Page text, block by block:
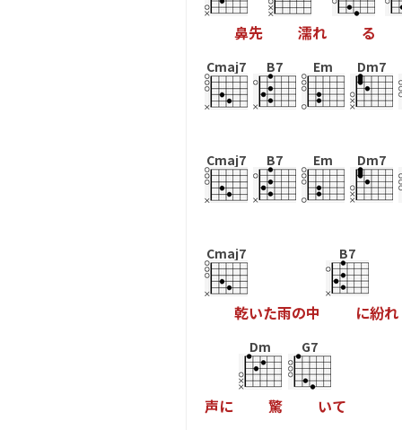
鼻先 濡れ る
Cmaj7 B7 Em Dm7
Cmaj7 B7 Em Dm7
Cmaj7
乾いた雨の中
B7
に紛れ
声に
Dm
驚
G7
いて